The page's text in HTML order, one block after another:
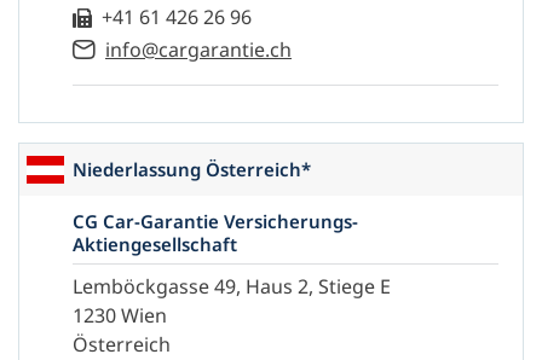
+41 61 426 26 96
info@cargarantie.ch
Niederlassung Österreich*
CG Car-Garantie Versicherungs-
Aktiengesellschaft
Lemböckgasse 49, Haus 2, Stiege E
1230 Wien
Österreich